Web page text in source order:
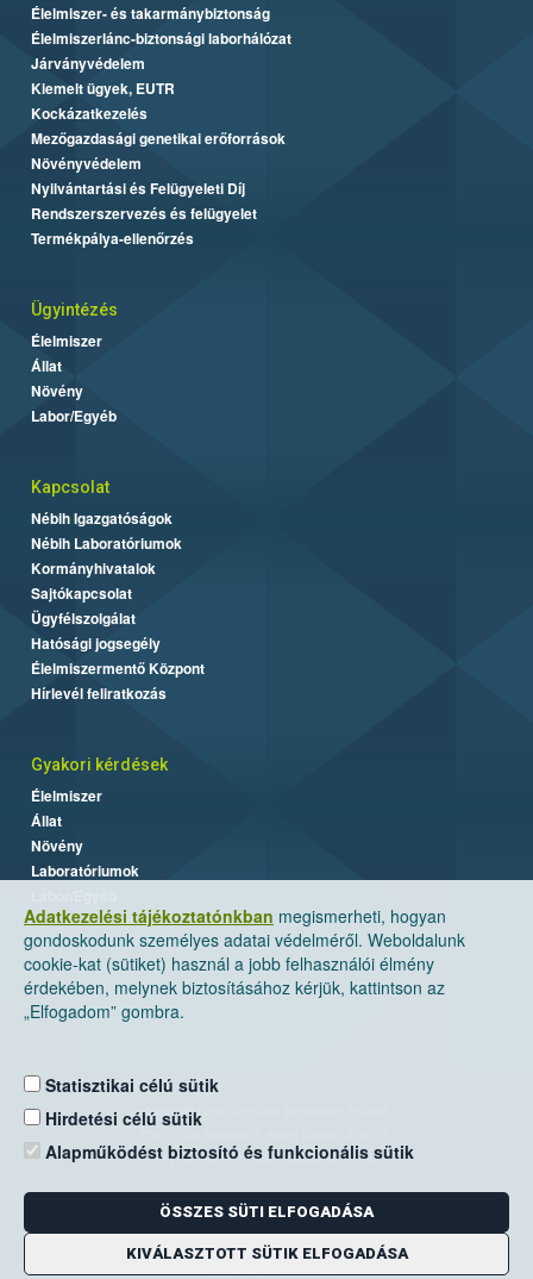
Adatkezelési tájékoztatónkban megismerheti, hogyan
gondoskodunk személyes adatai védelméről. Weboldalunk
cookie-kat (sütiket) használ a jobb felhasználói élmény
érdekében, melynek biztosításához kérjük, kattintson az
„Elfogadom” gombra.
Statisztikai célú sütik
Hirdetési célú sütik
Alapműködést biztosító és funkcionális sütik
ÖSSZES SÜTI ELFOGADÁSA
KIVÁLASZTOTT SÜTIK ELFOGADÁSA
Élelmiszer- és takarmánybiztonság
Élelmiszerlánc-biztonsági laborhálózat
Járványvédelem
Kiemelt ügyek, EUTR
Kockázatkezelés
Mezőgazdasági genetikai erőforrások
Növényvédelem
Nyilvántartási és Felügyeleti Díj
Rendszerszervezés és felügyelet
Termékpálya-ellenőrzés
Ügyintézés
Élelmiszer
Állat
Növény
Labor/Egyéb
Kapcsolat
Nébih Igazgatóságok
Nébih Laboratóriumok
Kormányhivatalok
Sajtókapcsolat
Ügyfélszolgálat
Hatósági jogsegély
Élelmiszermentő Központ
Hírlevél feliratkozás
Gyakori kérdések
Élelmiszer
Állat
Növény
Laboratóriumok
Nemzeti Élelmiszerlánc-biztonsági Hivatal
Levelezési cím: 1525 Budapest. Pf. 30.
E-mail:ugyfelszolgalat@nebih.gov.hu
Zöld szám: 06-80/263-244
Telefon: 06-1/ 336-9000